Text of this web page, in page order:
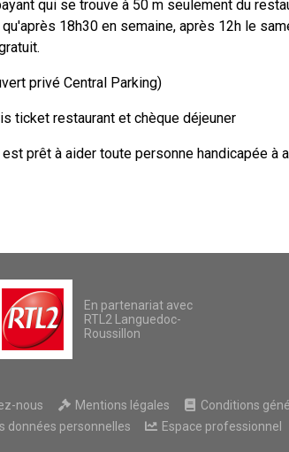
qui se trouve à 50 m seulement du
18h30 en semaine, après 12h le
privé Central Parking)
ticket restaurant et chèque déjeuner
prêt à aider toute personne handicapée à
En partenariat avec
RTL2 Languedoc-
Roussillon
nous Mentions légales
Conditions
données personnelles
Espace professionnel